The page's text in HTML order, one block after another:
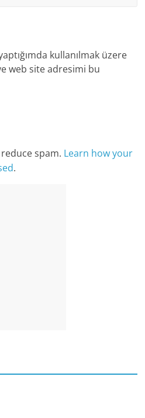
kullanılmak üzere
web site adresimi bu
spam. Learn how your
.